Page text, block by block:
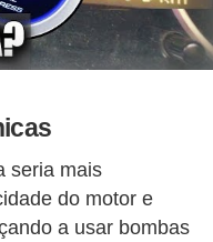
seria mais
do motor e
a usar bombas